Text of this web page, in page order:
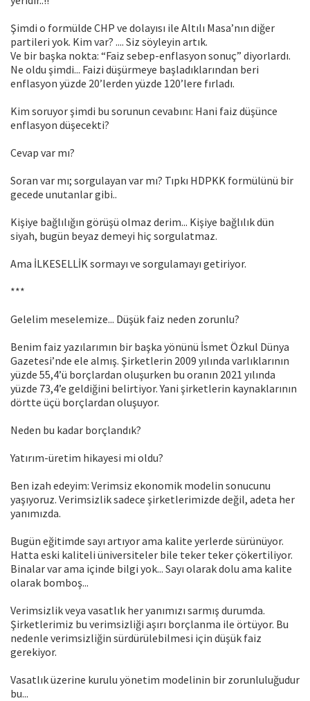
Şimdi o formülde CHP ve dolayısı ile Altılı Masa’nın diğer
partileri yok. Kim var? .... Siz söyleyin artık.
Ve bir başka nokta: “Faiz sebep-enflasyon sonuç” diyorlardı.
Ne oldu şimdi... Faizi düşürmeye başladıklarından beri
enflasyon yüzde 20’lerden yüzde 120’lere fırladı.
Kim soruyor şimdi bu sorunun cevabını: Hani faiz düşünce
enflasyon düşecekti?
Cevap var mı?
Soran var mı; sorgulayan var mı? Tıpkı HDPKK formülünü bir
gecede unutanlar gibi..
Kişiye bağlılığın görüşü olmaz derim... Kişiye bağlılık dün
siyah, bugün beyaz demeyi hiç sorgulatmaz.
Ama İLKESELLİK sormayı ve sorgulamayı getiriyor.
***
Gelelim meselemize... Düşük faiz neden zorunlu?
Benim faiz yazılarımın bir başka yönünü İsmet Özkul Dünya
Gazetesi’nde ele almış. Şirketlerin 2009 yılında varlıklarının
yüzde 55,4’ü borçlardan oluşurken bu oranın 2021 yılında
yüzde 73,4’e geldiğini belirtiyor. Yani şirketlerin kaynaklarının
dörtte üçü borçlardan oluşuyor.
Neden bu kadar borçlandık?
Yatırım-üretim hikayesi mi oldu?
Ben izah edeyim: Verimsiz ekonomik modelin sonucunu
yaşıyoruz. Verimsizlik sadece şirketlerimizde değil, adeta her
yanımızda.
Bugün eğitimde sayı artıyor ama kalite yerlerde sürünüyor.
Hatta eski kaliteli üniversiteler bile teker teker çökertiliyor.
Binalar var ama içinde bilgi yok... Sayı olarak dolu ama kalite
olarak bomboş...
Verimsizlik veya vasatlık her yanımızı sarmış durumda.
Şirketlerimiz bu verimsizliği aşırı borçlanma ile örtüyor. Bu
nedenle verimsizliğin sürdürülebilmesi için düşük faiz
gerekiyor.
Vasatlık üzerine kurulu yönetim modelinin bir zorunluluğudur
bu...